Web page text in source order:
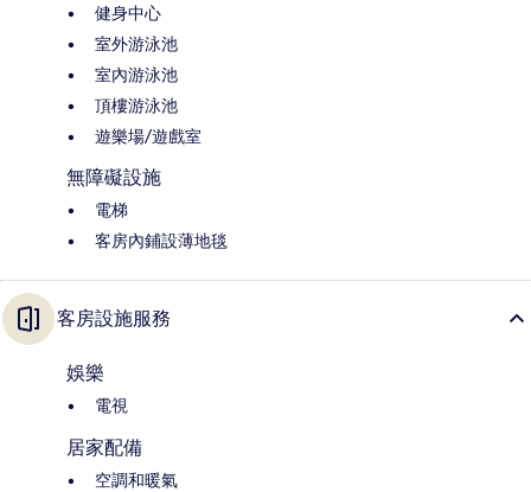
健身中心
室外游泳池
室內游泳池
頂樓游泳池
遊樂場/遊戲室
無障礙設施
電梯
客房內鋪設薄地毯
客房設施服務
娛樂
電視
居家配備
空調和暖氣